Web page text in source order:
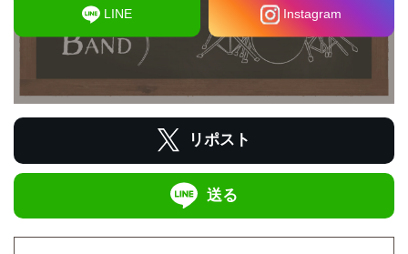
LINE Instagram
リポスト
送る